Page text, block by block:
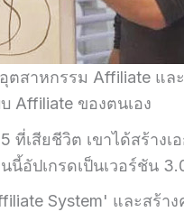
ตสาหกรรม Affiliate แล
Affiliate ของตนเอง
เสียชีวิต เขาได้สร้างเ
อัปเกรดเป็นเวอร์ชัน
System' และสร้